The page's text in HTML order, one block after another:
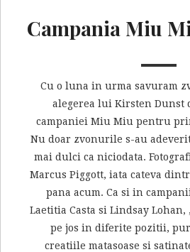
Campania Miu
Cu o luna in urma savuram
alegerea lui Kirsten Dunst
campaniei Miu Miu pentru
Nu doar zvonurile s-au
mai dulci ca niciodata.
Marcus Piggott, iata cateva
pana acum. Ca si in
Laetitia Casta si Lindsay Lohan,
pe jos in diferite pozitii,
creatiile matasoase si